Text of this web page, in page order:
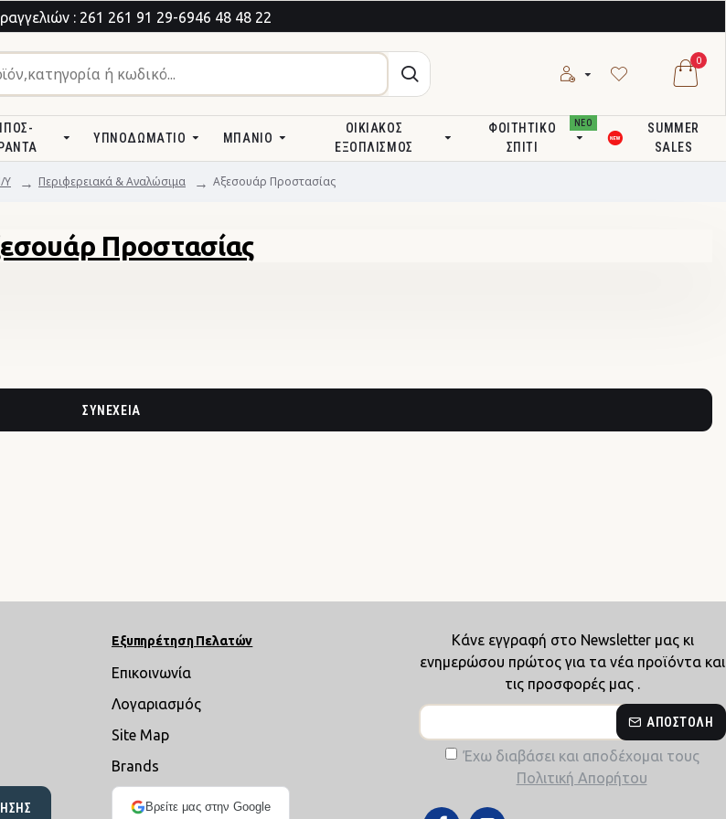
: 261 261 91 29-6946 48 48 22
0
ΥΠΝΟΔΩΜΆΤΙΟ ΜΠΆΝΙΟ
ΟΙΚΙΑΚΌΣ
ΕΞΟΠΛΙΣΜΌΣ
ΦΟΙΤΗΤΙΚΌ
ΣΠΊΤΙ
ΝΕΟ
SUMMER
SALES
Υ Περιφερειακά & Αναλώσιμα Αξεσουάρ Προστασίας
Προστασίας
ΣΥΝΈΧΕΙΑ
Εξυπηρέτηση Πελατών
Επικοινωνία
Λογαριασμός
Site Map
Brands
Βρείτε μας στην Google
Κάνε εγγραφή στο Newsletter μας κι
ενημερώσου πρώτος για τα νέα προϊόντα και
τις προσφορές μας .
ΑΠΟΣΤΟΛΉ
Έχω διαβάσει και αποδέχομαι τους
Πολιτική Απορήτου